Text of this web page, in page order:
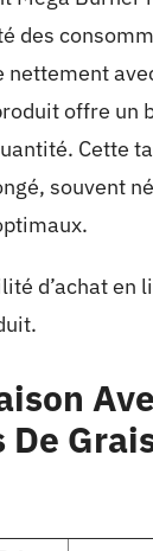
des
nettement
offre un
Cette
souvent
d’achat en